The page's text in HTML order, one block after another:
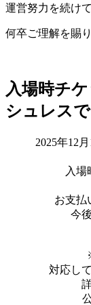
運営努力を続け
何卒ご理解を賜
入場時チ
シュレス
2025年12
入場
お支払
今
対応し